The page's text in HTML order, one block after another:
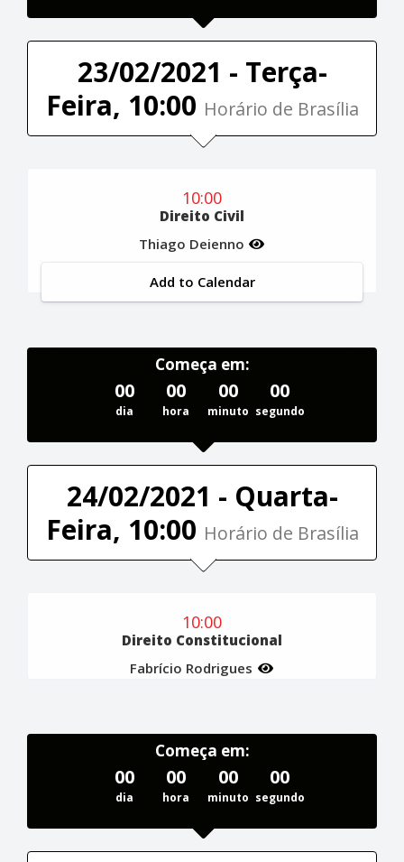
23/02/2021 - Terça-
Feira, 10:00 Horário de Brasília
10:00
Direito Civil
Thiago Deienno
Add to Calendar
Começa em:
00
dia
00
hora
00
minuto
00
segundo
24/02/2021 - Quarta-
Feira, 10:00 Horário de Brasília
10:00
Direito Constitucional
Fabrício Rodrigues
Começa em:
00
dia
00
hora
00
minuto
00
segundo